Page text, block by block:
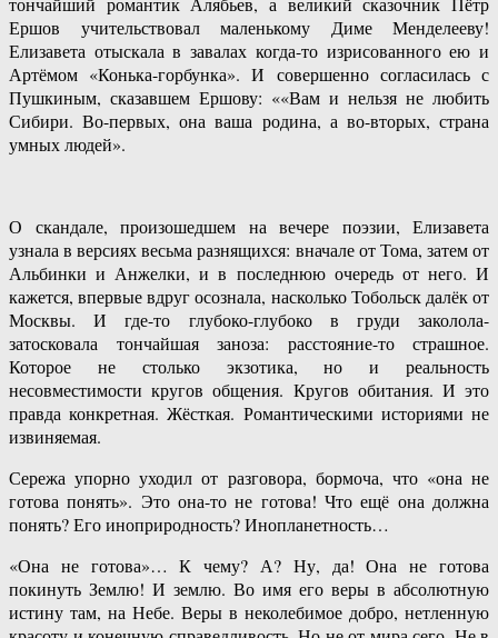
Ершов учительствовал маленькому Диме Менделееву!
Елизавета отыскала в завалах когда-то изрисованного ею и
Артёмом «Конька-горбунка». И совершенно согласилась с
Пушкиным, сказавшем Ершову: ««Вам и нельзя не любить
Сибири. Во-первых, она ваша родина, а во-вторых, страна
умных людей».
О скандале, произошедшем на вечере поэзии, Елизавета
узнала в версиях весьма разнящихся: вначале от Тома, затем от
Альбинки и Анжелки, и в последнюю очередь от него. И
кажется, впервые вдруг осознала, насколько Тобольск далёк от
Москвы. И где-то глубоко-глубоко в груди заколола-
затосковала тончайшая заноза: расстояние-то страшное.
Которое не столько экзотика, но и реальность
несовместимости кругов общения. Кругов обитания. И это
правда конкретная. Жёсткая. Романтическими историями не
извиняемая.
Сережа упорно уходил от разговора, бормоча, что «она не
готова понять». Это она-то не готова! Что ещё она должна
понять? Его иноприродность? Инопланетность…
«Она не готова»… К чему? А? Ну, да! Она не готова
покинуть Землю! И землю. Во имя его веры в абсолютную
истину там, на Небе. Веры в неколебимое добро, нетленную